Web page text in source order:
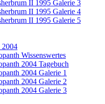
II 1995 Galerie 3
II 1995 Galerie 4
II 1995 Galerie 5
2004
Wissenswertes
2004 Tagebuch
2004 Galerie 1
2004 Galerie 2
2004 Galerie 3